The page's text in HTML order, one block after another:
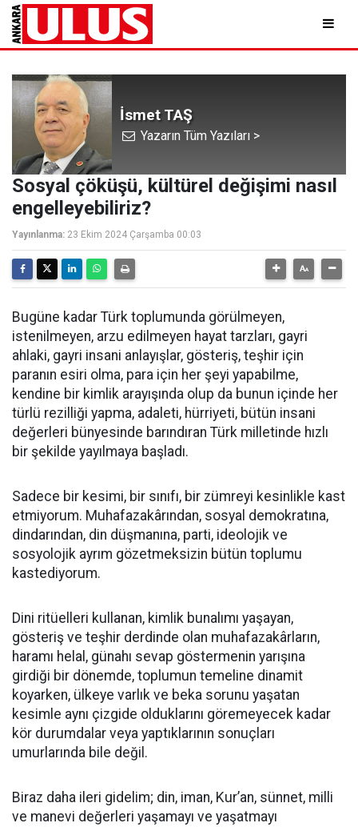
İsmet TAŞ
Yazarın Tüm Yazıları >
Sosyal çöküşü, kültürel değişimi nasıl
engelleyebiliriz?
Yayınlanma: 23 Ekim 2024 Çarşamba 00:03
Bugüne kadar Türk toplumunda görülmeyen,
istenilmeyen, arzu edilmeyen hayat tarzları, gayri
ahlaki, gayri insani anlayışlar, gösteriş, teşhir için
paranın esiri olma, para için her şeyi yapabilme,
kendine bir kimlik arayışında olup da bunun içinde her
türlü rezilliği yapma, adaleti, hürriyeti, bütün insani
değerleri bünyesinde barındıran Türk milletinde hızlı
bir şekilde yayılmaya başladı.
Sadece bir kesimi, bir sınıfı, bir zümreyi kesinlikle kast
etmiyorum. Muhafazakârından, sosyal demokratına,
dindarından, din düşmanına, parti, ideolojik ve
sosyolojik ayrım gözetmeksizin bütün toplumu
kastediyorum.
Dini ritüelleri kullanan, kimlik bunalımı yaşayan,
gösteriş ve teşhir derdinde olan muhafazakârların,
haramı helal, günahı sevap göstermenin yarışına
girdiği bir dönemde, toplumun temeline dinamit
koyarken, ülkeye varlık ve beka sorunu yaşatan
kesimle aynı çizgide olduklarını göremeyecek kadar
kör durumdalar veya yaptıklarının sonuçları
umurlarında bile değil.
Biraz daha ileri gidelim; din, iman, Kur’an, sünnet, milli
ve manevi değerleri yaşamayı ve yaşatmayı